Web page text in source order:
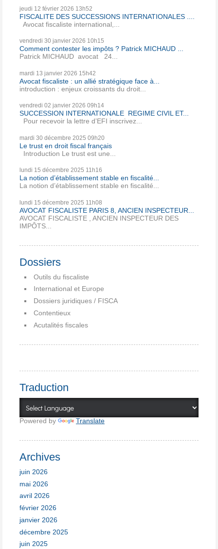
jeudi 12 février 2026 13h52
FISCALITE DES SUCCESSIONS INTERNATIONALES ....
Avocat fiscaliste international,...
vendredi 30 janvier 2026 10h15
Comment contester les impôts ? Patrick MICHAUD ...
Patrick MICHAUD avocat 24...
mardi 13 janvier 2026 15h42
Avocat fiscaliste : un allié stratégique face à...
introduction : enjeux croissants du droit...
vendredi 02 janvier 2026 09h14
SUCCESSION INTERNATIONALE REGIME CIVIL ET...
Pour recevoir la lettre d’EFI inscrivez...
mardi 30 décembre 2025 09h20
Le trust en droit fiscal français
Introduction Le trust est une...
lundi 15 décembre 2025 11h16
La notion d’établissement stable en fiscalité...
La notion d’établissement stable en fiscalité...
lundi 15 décembre 2025 11h08
AVOCAT FISCALISTE PARIS 8, ANCIEN INSPECTEUR...
AVOCAT FISCALISTE , ANCIEN INSPECTEUR DES
IMPÔTS...
Dossiers
Outils du fiscaliste
International et Europe
Dossiers juridiques / FISCA
Contentieux
Acutalités fiscales
Traduction
Powered by Translate
Archives
juin 2026
mai 2026
avril 2026
février 2026
janvier 2026
décembre 2025
juin 2025